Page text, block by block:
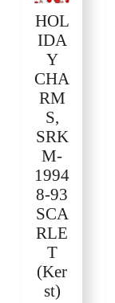
HOL
IDA
Y
CHA
RM
S,
SRK
M-
1994
8-93
SCA
RLE
T
(Ker
st)